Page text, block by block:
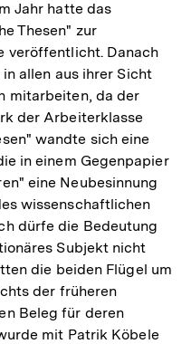
Jahr hatte das
Thesen" zur
veröffentlicht. Danach
allen aus ihrer Sicht
mitarbeiten, da der
der Arbeiterklasse
wandte sich eine
in einem Gegenpapier
eine Neubesinnung
wissenschaftlichen
dürfe die Bedeutung
Subjekt nicht
die beiden Flügel um
der früheren
Beleg für deren
mit Patrik Köbele